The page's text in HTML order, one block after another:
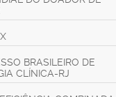
BRASILEIRO DE
CLÍNICA-RJ